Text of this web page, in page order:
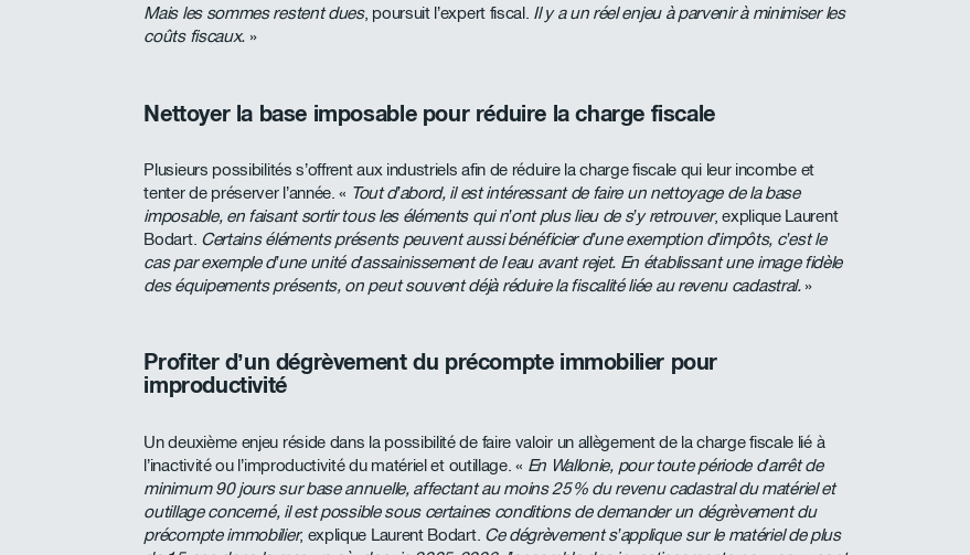
Mais les sommes restent dues, poursuit l’expert fiscal. Il y a un réel enjeu à parvenir à minimiser les
coûts fiscaux. »
Nettoyer la base imposable pour réduire la charge fiscale
Plusieurs possibilités s’offrent aux industriels afin de réduire la charge fiscale qui leur incombe et
tenter de préserver l’année. « Tout d’abord, il est intéressant de faire un nettoyage de la base
imposable, en faisant sortir tous les éléments qui n’ont plus lieu de s’y retrouver, explique Laurent
Bodart. Certains éléments présents peuvent aussi bénéficier d’une exemption d’impôts, c’est le
cas par exemple d’une unité d’assainissement de l’eau avant rejet. En établissant une image fidèle
des équipements présents, on peut souvent déjà réduire la fiscalité liée au revenu cadastral.»
Profiter d’un dégrèvement du précompte immobilier pour
improductivité
Un deuxième enjeu réside dans la possibilité de faire valoir un allègement de la charge fiscale lié à
l’inactivité ou l’improductivité du matériel et outillage. « En Wallonie, pour toute période d’arrêt de
minimum 90 jours sur base annuelle, affectant au moins 25% du revenu cadastral du matériel et
outillage concerné, il est possible sous certaines conditions de demander un dégrèvement du
précompte immobilier, explique Laurent Bodart. Ce dégrèvement s’applique sur le matériel de plus